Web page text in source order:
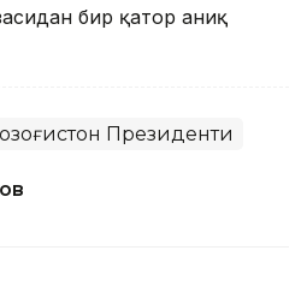
бир қатор аниқ
Президенти